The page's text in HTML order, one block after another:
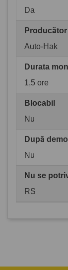
Da
Producător
Auto-Hak
Durata
1,5 ore
Blocabil
Nu
După
Nu
Nu se
RS